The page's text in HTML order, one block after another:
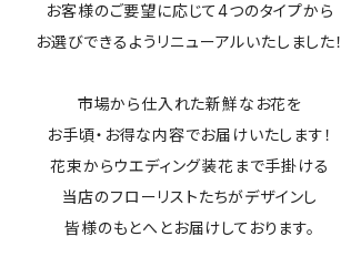
お客様のご要望に応じて4つのタイプから
お選びできるようリニューアルいたしました！
市場から仕入れた新鮮なお花を
お手頃・お得な内容でお届けいたします！
花束からウエディング装花まで手掛ける
当店のフローリストたちがデザインし
皆様のもとへとお届けしております。